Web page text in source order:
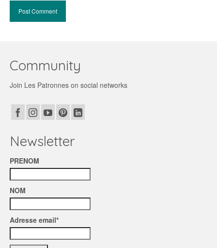
Community
Join Les Patronnes on social networks
Newsletter
PRENOM
NOM
Adresse email*